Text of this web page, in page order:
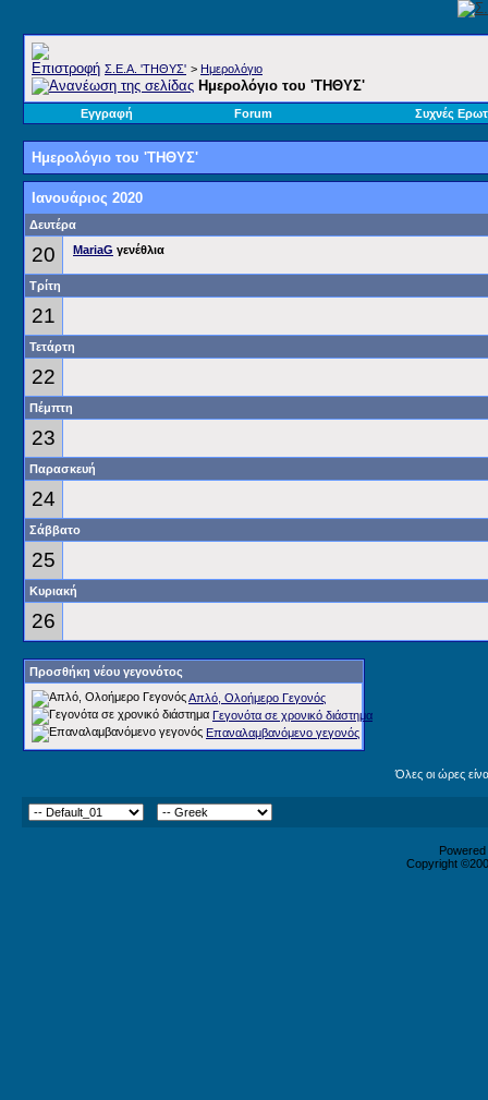
Σ.E.A. 'ΤΗΘΥΣ' > Ημερολόγιο
Ημερολόγιο του 'ΤΗΘΥΣ'
Εγγραφή Forum Συχνές
Ημερολόγιο του 'ΤΗΘΥΣ'
Ιανουάριος 2020
Δευτέρα
20 MariaG γενέθλια
Τρίτη
21
Τετάρτη
22
Πέμπτη
23
Παρασκευή
24
Σάββατο
25
Κυριακή
26
Προσθήκη νέου γεγονότος
Απλό, Ολοήμερο Γεγονός
Γεγονότα σε χρονικό διάστημα
Επαναλαμβανόμενο γεγονός
Όλες οι ώρες
Copyright